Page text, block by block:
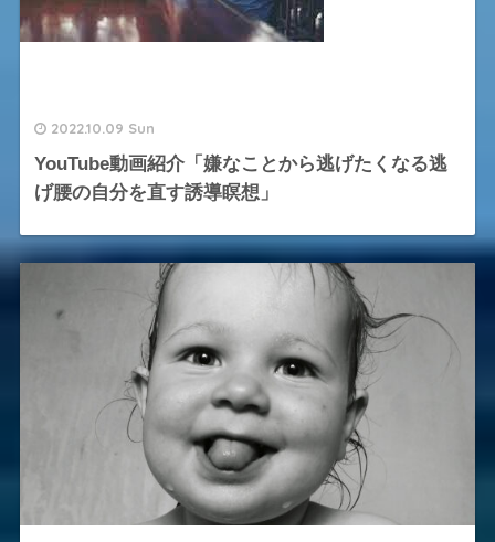
2022.10.09 Sun
YouTube動画紹介「嫌なことから逃げたくなる逃
げ腰の自分を直す誘導瞑想」